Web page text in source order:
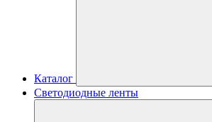
Каталог
Светодиодные ленты